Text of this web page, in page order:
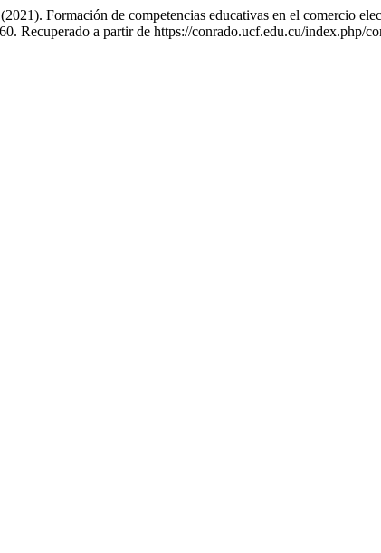
Formación de competencias educativas en el comercio
Recuperado a partir de https://conrado.ucf.edu.cu/index.php/